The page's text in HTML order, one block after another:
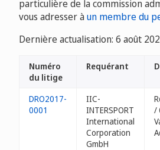
particulière de la commission
vous adresser àun membre du
Dernière actualisation: 6 août
Numéro
du litige
Requérant
DRO2017-
0001
IIC-
INTERSPORT
International
Corporation
GmbH
/